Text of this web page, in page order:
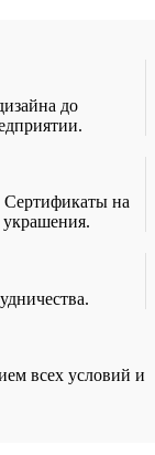
до
на
всех условий и